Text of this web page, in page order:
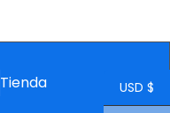
Tienda USD $